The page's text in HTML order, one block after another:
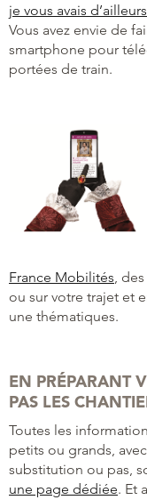
je vous avais
Vous avez envie de
smartphone pour
portées de train.
France Mobilités ,
ou sur votre trajet et
une thématiques.
EN PRÉPARANT
PAS LES
Toutes les
petits ou grands,
substitution ou pas,
une page dédiée. Et